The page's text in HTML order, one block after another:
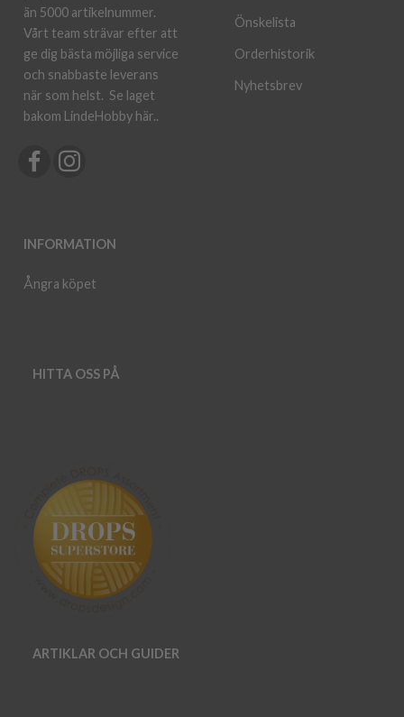
än 5000 artikelnummer.
Vårt team strävar efter att
ge dig bästa möjliga service
och snabbaste leverans
när som helst. Se laget
bakom LindeHobby här..
INFORMATION
Ångra köpet
Önskelista
Orderhistorik
Nyhetsbrev
HITTA OSS PÅ
ARTIKLAR OCH GUIDER